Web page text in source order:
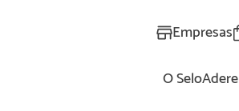
Empresas
O SeloAdere